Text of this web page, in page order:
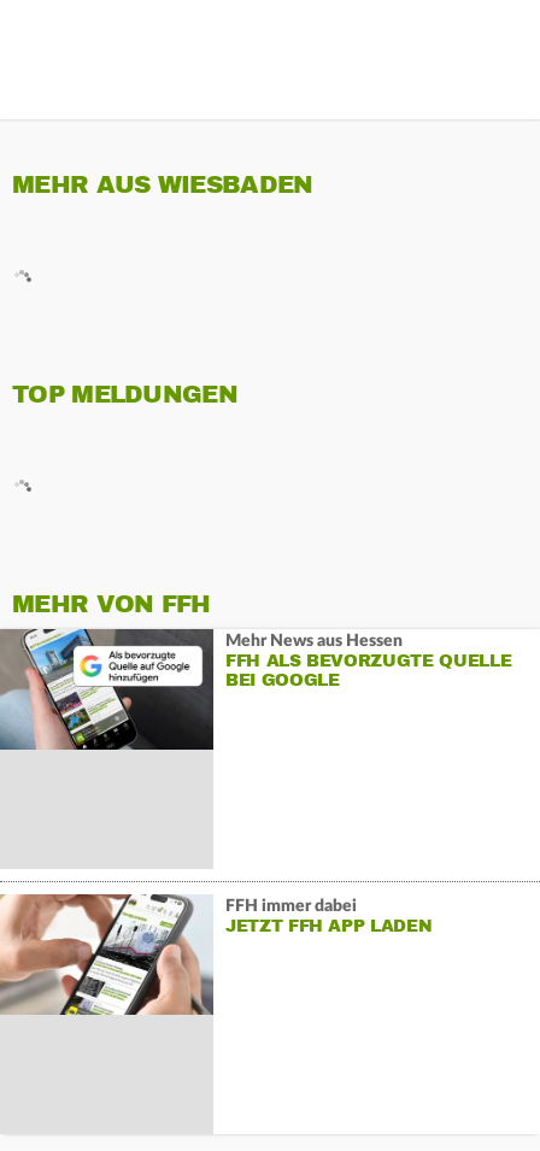
MEHR AUS WIESBADEN
TOP MELDUNGEN
MEHR VON FFH
Mehr News aus Hessen
FFH ALS BEVORZUGTE QUELLE
BEI GOOGLE
FFH immer dabei
JETZT FFH APP LADEN